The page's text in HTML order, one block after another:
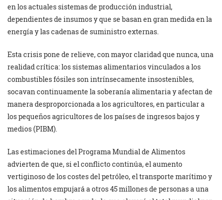
en los actuales sistemas de producción industrial,
dependientes de insumos y que se basan en gran medida en la
energía y las cadenas de suministro externas.
Esta crisis pone de relieve, con mayor claridad que nunca, una
realidad crítica: los sistemas alimentarios vinculados a los
combustibles fósiles son intrínsecamente insostenibles,
socavan continuamente la soberanía alimentaria y afectan de
manera desproporcionada a los agricultores, en particular a
los pequeños agricultores de los países de ingresos bajos y
medios (PIBM).
Las estimaciones del Programa Mundial de Alimentos
advierten de que, si el conflicto continúa, el aumento
vertiginoso de los costes del petróleo, el transporte marítimo y
los alimentos empujará a otros 45 millones de personas a una